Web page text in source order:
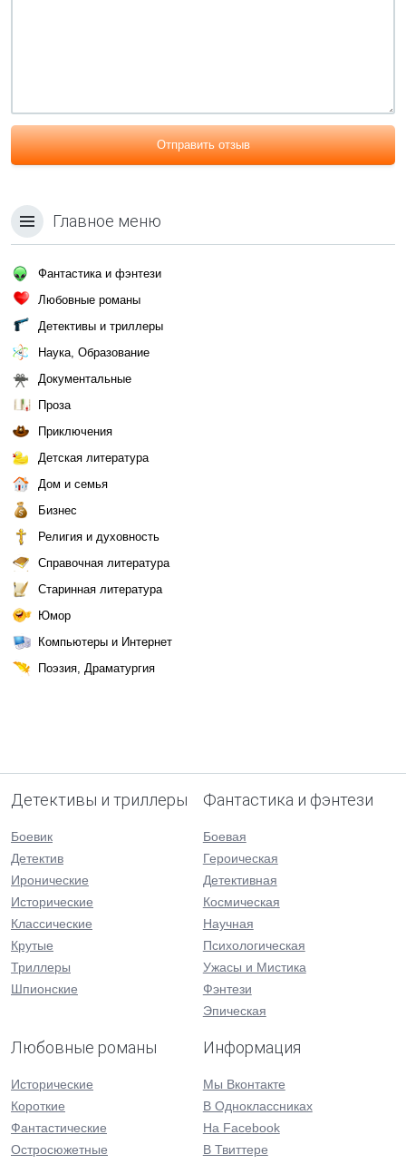
Отправить отзыв
Главное меню
Фантастика и фэнтези
Любовные романы
Детективы и триллеры
Наука, Образование
Документальные
Проза
Приключения
Детская литература
Дом и семья
Бизнес
Религия и духовность
Справочная литература
Старинная литература
Юмор
Компьютеры и Интернет
Поэзия, Драматургия
Детективы и триллеры
Боевик
Детектив
Иронические
Исторические
Классические
Крутые
Триллеры
Шпионские
Фантастика и фэнтези
Боевая
Героическая
Детективная
Космическая
Научная
Психологическая
Ужасы и Мистика
Фэнтези
Эпическая
Любовные романы
Исторические
Короткие
Фантастические
Остросюжетные
Информация
Мы Вконтакте
В Одноклассниках
На Facebook
В Твиттере